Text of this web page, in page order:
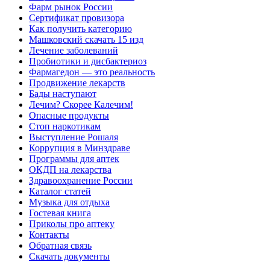
Фарм рынок России
Сертификат провизора
Как получить категорию
Машковский скачать 15 изд
Лечение заболеваний
Пробиотики и дисбактериоз
Фармагедон — это реальность
Продвижение лекарств
Бады наступают
Лечим? Скорее Калечим!
Опасные продукты
Стоп наркотикам
Выступление Рошаля
Коррупция в Минздраве
Программы для аптек
ОКДП на лекарства
Здравоохранение России
Каталог статей
Музыка для отдыха
Гостевая книга
Приколы про аптеку
Контакты
Обратная связь
Скачать документы